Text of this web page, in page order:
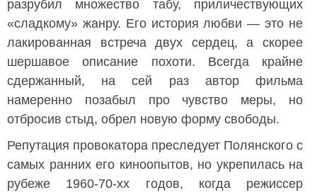
разрубил множество табу, приличествующих
«сладкому» жанру. Его история любви — это не
лакированная встреча двух сердец, а скорее
шершавое описание похоти. Всегда крайне
сдержанный, на сей раз автор фильма
намеренно позабыл про чувство меры, но
отбросив стыд, обрел новую форму свободы.
Репутация провокатора преследует Полянского с
самых ранних его киноопытов, но укрепилась на
рубеже 1960-70-хх годов, когда режиссер